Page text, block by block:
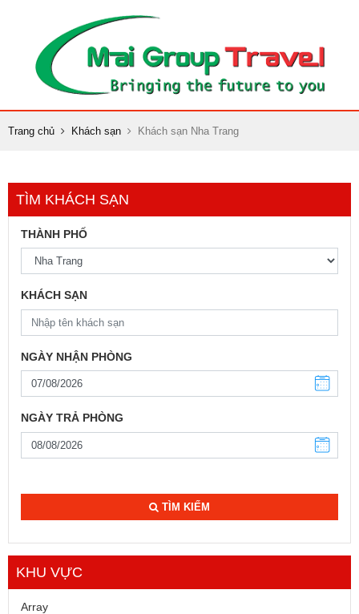
Trang chủ Khách sạn Khách sạn Nha Trang
TÌM KHÁCH SẠN
THÀNH PHỐ
KHÁCH SẠN
NGÀY NHẬN PHÒNG
NGÀY TRẢ PHÒNG
TÌM KIẾM
KHU VỰC
Array